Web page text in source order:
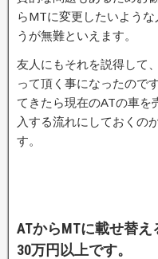
らMTに変更したいよう
うが無難といえます。
友人にもそれを説得して
って頂く事になったので
てきたら現在のATの車を
入する流れにしておくの
す。
ATからMTに載せ替
30万円以上です。